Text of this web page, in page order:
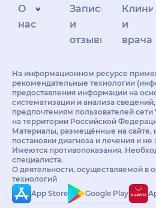
О
нас
Запись
и
отзывы
и
врачам
На информационном ресурсе
рекомендательные технологии
предоставления информации на
систематизации и анализа
предпочтениям пользователей
на территории Российской
Материалы, размещённые на сайте,
постановки диагноза и лечения и
Имеются противопоказания.
специалиста.
О деятельности, осуществляемой в
технологий
App Store
Google Play